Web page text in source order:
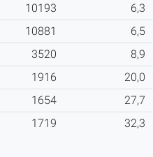
10193 6,3
10881 6,5
3520 8,9
1916 20,0
1654 27,7
1719 32,3